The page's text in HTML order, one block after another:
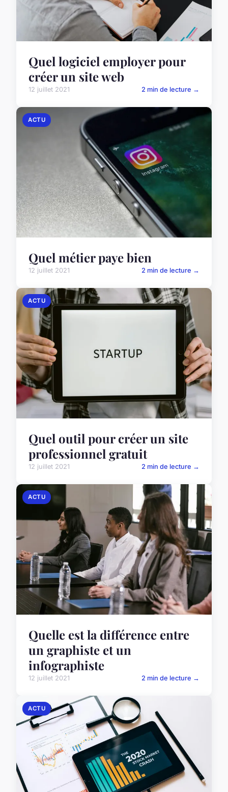
Quel logiciel employer pour
créer un site web
12 juillet 2021 2 min de lecture →
ACTU
Quel métier paye bien
12 juillet 2021 2 min de lecture →
ACTU
Quel outil pour créer un site
professionnel gratuit
12 juillet 2021 2 min de lecture →
ACTU
Quelle est la différence entre
un graphiste et un
infographiste
12 juillet 2021 2 min de lecture →
ACTU